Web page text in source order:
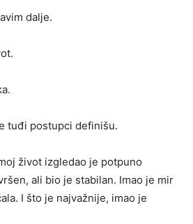
dalje.
tuđi postupci definišu.
život izgledao je potpuno
ali bio je stabilan. Imao je mir
I što je najvažnije, imao je